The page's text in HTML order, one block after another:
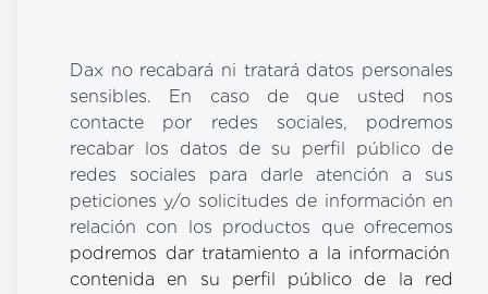
Dax no recabará ni tratará datos personales
sensibles. En caso de que usted nos
contacte por redes sociales, podremos
recabar los datos de su perfil público de
redes sociales para darle atención a sus
peticiones y/o solicitudes de información en
relación con los productos que ofrecemos
podremos dar tratamiento a la información
contenida en su perfil público de la red